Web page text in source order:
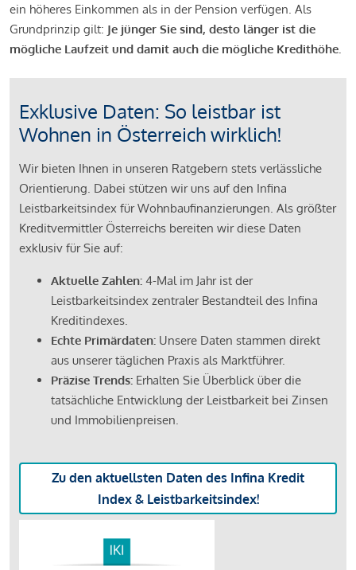
ein höheres Einkommen als in der Pension verfügen. Als
Grundprinzip gilt: Je jünger Sie sind, desto länger ist die
mögliche Laufzeit und damit auch die mögliche Kredithöhe.
Exklusive Daten: So leistbar ist
Wohnen in Österreich wirklich!
Wir bieten Ihnen in unseren Ratgebern stets verlässliche
Orientierung. Dabei stützen wir uns auf den Infina
Leistbarkeitsindex für Wohnbaufinanzierungen. Als größter
Kreditvermittler Österreichs bereiten wir diese Daten
exklusiv für Sie auf:
Aktuelle Zahlen: 4-Mal im Jahr ist der
Leistbarkeitsindex zentraler Bestandteil des Infina
Kreditindexes.
Echte Primärdaten: Unsere Daten stammen direkt
aus unserer täglichen Praxis als Marktführer.
Präzise Trends: Erhalten Sie Überblick über die
tatsächliche Entwicklung der Leistbarkeit bei Zinsen
und Immobilienpreisen.
Zu den aktuellsten Daten des Infina Kredit
Index & Leistbarkeitsindex!